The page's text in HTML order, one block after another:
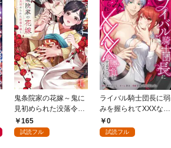
鬼条院家の花嫁～鬼に
見初められた没落令嬢
～１165
試読フル
ライバル騎士団長に弱
みを握られてXXXな勝
負をすることになりま
した第1話
0
試読フル